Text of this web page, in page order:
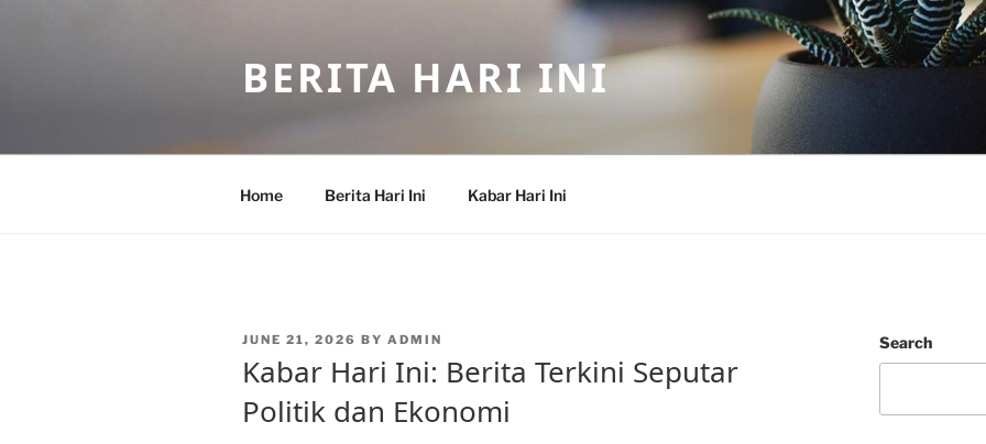
BERITA HARI INI
Home Berita Hari Ini Kabar Hari Ini
POSTED
JUNE 21, 2026 BY ADMIN
Kabar Hari Ini: Berita Terkini Seputar
Politik dan Ekonomi
Search